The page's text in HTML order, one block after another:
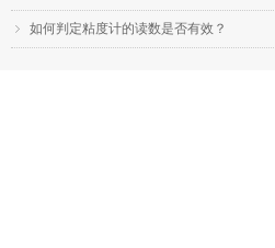
ꁇ 如何判定粘度计的读数是否有效？